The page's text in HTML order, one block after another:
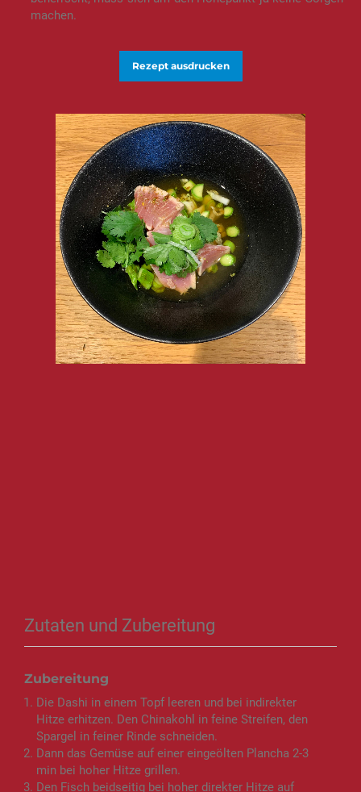
machen.
Rezept ausdrucken
Zutaten und Zubereitung
Zubereitung
Die Dashi in einem Topf leeren und bei indirekter
Hitze erhitzen. Den Chinakohl in feine Streifen, den
Spargel in feiner Rinde schneiden.
Dann das Gemüse auf einer eingeölten Plancha 2-3
min bei hoher Hitze grillen.
Den Fisch beidseitig bei hoher direkter Hitze auf